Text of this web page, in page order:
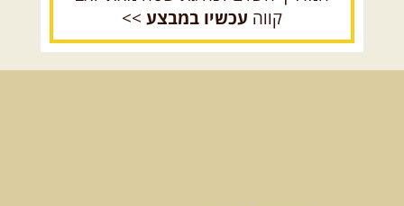
12.08.2026 רביעי- רכבי פנאי
קווה עכשיו במבצע >>